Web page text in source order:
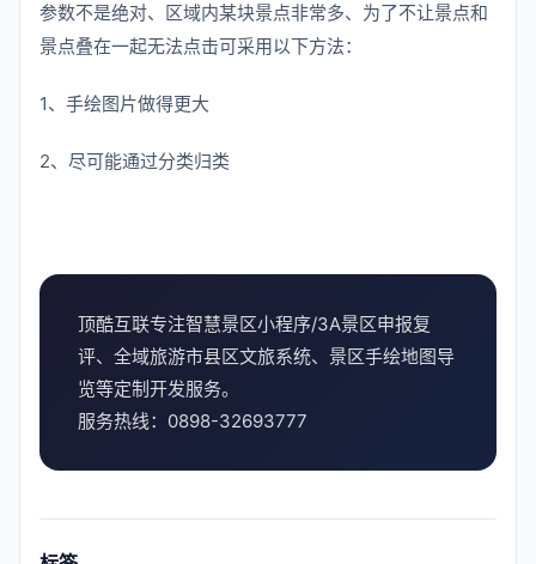
参数不是绝对、区域内某块景点非常多、为了不让景点和
景点叠在一起无法点击可采用以下方法：
1、手绘图片做得更大
2、尽可能通过分类归类
顶酷互联专注智慧景区小程序/3A景区申报复
评、全域旅游市县区文旅系统、景区手绘地图导
览等定制开发服务。
服务热线：0898-32693777